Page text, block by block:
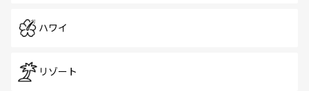
ハワイ
リゾート